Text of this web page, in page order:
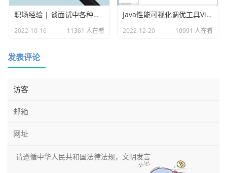
例。最后按照惯例，附上本案例的源码，登录后即可下载。
登录访问
登录账号
您未登录，请
职场经验 | 谈面试中各种各样的坑
2022-10-16 11361 人在看
java性能可视化调优工具VisualVM
2022-12-20 10991 人在看
发表评论